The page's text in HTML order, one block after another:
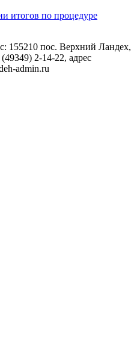
по процедуре
155210 пос. Верхний Ландех,
2-14-22, адрес
admin.ru